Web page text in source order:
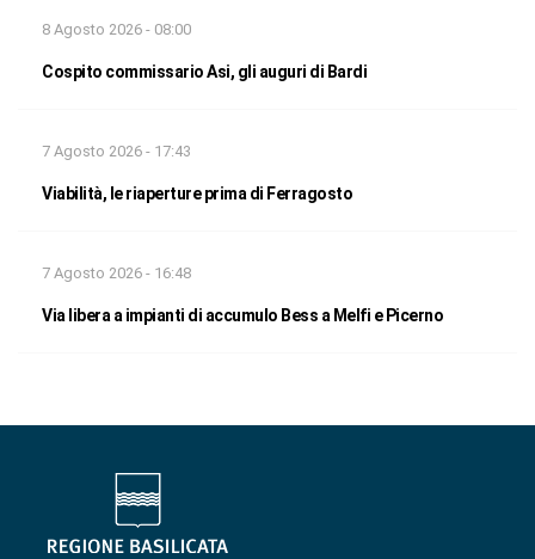
8 Agosto 2026 - 08:00
Cospito commissario Asi, gli auguri di Bardi
7 Agosto 2026 - 17:43
Viabilità, le riaperture prima di Ferragosto
7 Agosto 2026 - 16:48
Via libera a impianti di accumulo Bess a Melfi e Picerno